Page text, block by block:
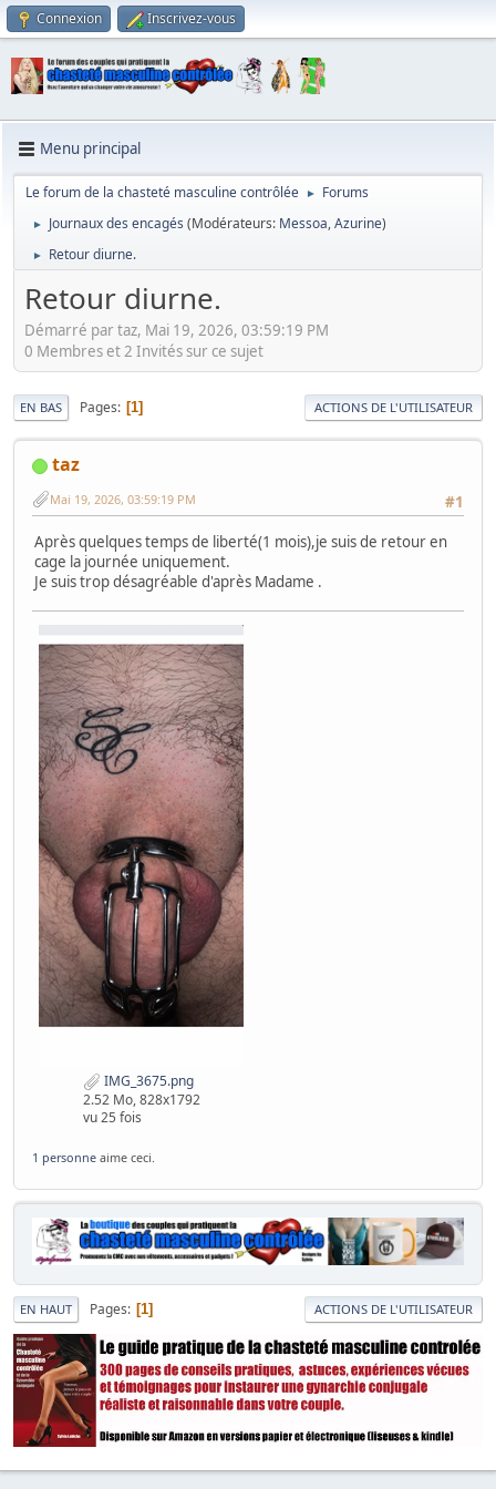
Connexion Inscrivez-vous
Menu principal
Le forum de la chasteté masculine contrôlée ► Forums
► Journaux des encagés (Modérateurs: Messoa,Azurine)
► Retour diurne.
Retour diurne.
Démarré par taz, Mai 19, 2026, 03:59:19 PM
0 Membres et 2 Invités sur ce sujet
EN BAS Pages 1 ACTIONS DE L'UTILISATEUR
taz
#1
Mai 19, 2026, 03:59:19 PM
Après quelques temps de liberté(1 mois),je suis de retour en
cage la journée uniquement.
Je suis trop désagréable d'après Madame .
IMG_3675.png
2.52 Mo, 828x1792
vu 25 fois
1 personne aime ceci.
EN HAUT Pages 1 ACTIONS DE L'UTILISATEUR